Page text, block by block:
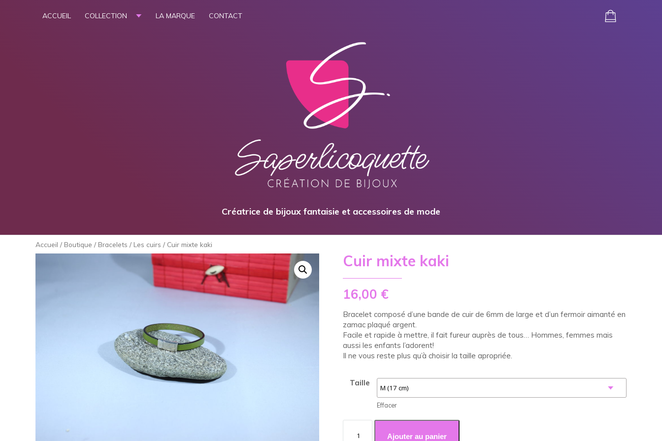
ACCUEIL COLLECTION LA MARQUE CONTACT
Créatrice de bijoux fantaisie et accessoires de mode
Accueil / Boutique / Bracelets / Les cuirs / Cuir mixte kaki
Cuir mixte kaki
16,00 €
Bracelet composé d’une bande de cuir de 6mm de large et d’un fermoir aimanté en
zamac plaqué argent.
Facile et rapide à mettre, il fait fureur auprès de tous… Hommes, femmes mais
aussi les enfants l’adorent!
Il ne vous reste plus qu’à choisir la taille apropriée.
Taille
Effacer
Ajouter au panier